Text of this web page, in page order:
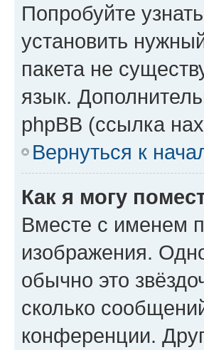
Попробуйте
установить
пакета не
язык.
phpBB (ссылка
Вернуться к
Как я могу
Вместе с именем
изображения.
обычно это
сколько
конференции.